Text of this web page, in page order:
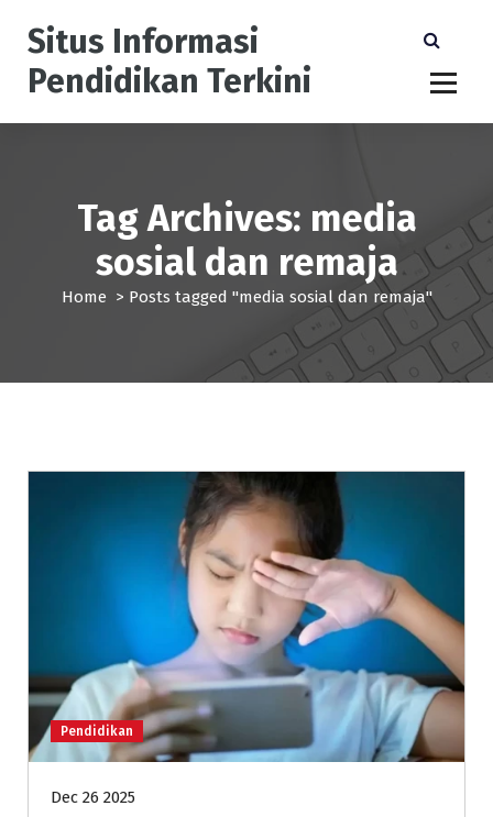
Situs Informasi
Pendidikan Terkini
Tag Archives: media
sosial dan remaja
Home > Posts tagged "media sosial dan remaja"
Pendidikan
Dec 26 2025